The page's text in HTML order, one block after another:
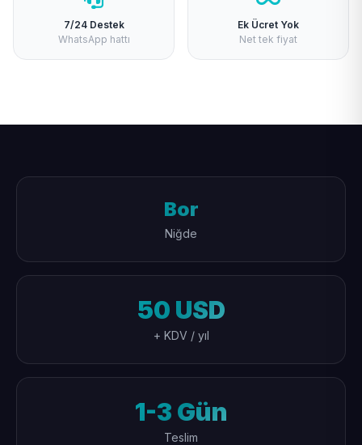
7/24 Destek
WhatsApp hattı
Ek Ücret Yok
Net tek fiyat
Bor
Niğde
50 USD
+ KDV / yıl
1-3 Gün
Teslim